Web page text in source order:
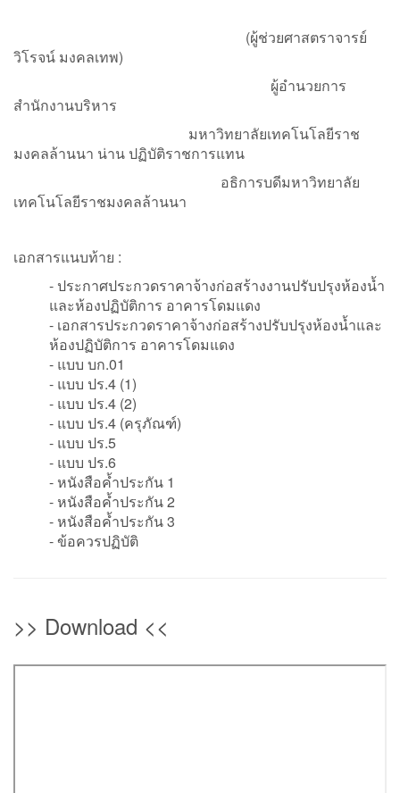
(ผู้ช่วยศาสตราจารย์
วิโรจน์ มงคลเทพ)
ผู้อำนวยการ
สำนักงานบริหาร
มหาวิทยาลัยเทคโนโลยีราช
มงคลล้านนา น่าน ปฏิบัติราชการแทน
อธิการบดีมหาวิทยาลัย
เทคโนโลยีราชมงคลล้านนา
เอกสารแนบท้าย :
- ประกาศประกวดราคาจ้างก่อสร้างงานปรับปรุงห้องน้ำ
และห้องปฏิบัติการ อาคารโดมแดง
- เอกสารประกวดราคาจ้างก่อสร้างปรับปรุงห้องน้ำและ
ห้องปฏิบัติการ อาคารโดมแดง
- แบบ บก.01
- แบบ ปร.4 (1)
- แบบ ปร.4 (2)
- แบบ ปร.4 (ครุภัณฑ์)
- แบบ ปร.5
- แบบ ปร.6
- หนังสือค้ำประกัน 1
- หนังสือค้ำประกัน 2
- หนังสือค้ำประกัน 3
- ข้อควรปฏิบัติ
>> Download <<